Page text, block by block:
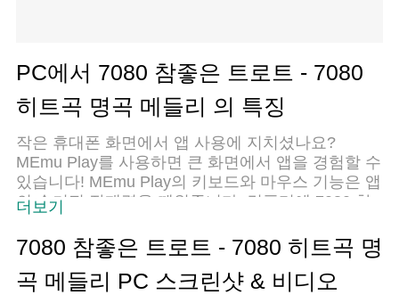
PC에서 7080 참좋은 트로트 - 7080
히트곡 명곡 메들리 의 특징
작은 휴대폰 화면에서 앱 사용에 지치셨나요?
MEmu Play를 사용하면 큰 화면에서 앱을 경험할 수
있습니다! MEmu Play의 키보드와 마우스 기능은 앱
의 숨겨진 잠재력을 깨워줍니다. 컴퓨터에 7080 참
드하고 설치하면 배터리 수명이나 과열 걱정 없이
좋아하는 앱을 즐길 수 있습니다. MEmu Play를 사
용하면 컴퓨터에서 앱을 쉽게 사용할 수 있으며, 언
더보기
7080 참좋은 트로트 - 7080 히트곡 명
곡 메들리 PC 스크린샷 & 비디오